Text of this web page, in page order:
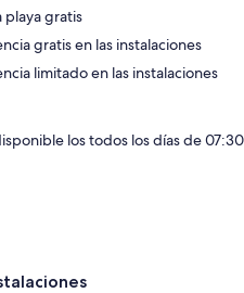
playa gratis
gratis en las instalaciones
limitado en las instalaciones
los todos los días de 07:30